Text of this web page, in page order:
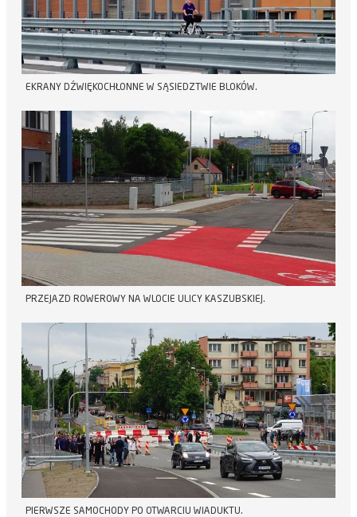
EKRANY DŹWIĘKOCHŁONNE W SĄSIEDZTWIE BLOKÓW.
PRZEJAZD ROWEROWY NA WLOCIE ULICY KASZUBSKIEJ.
PIERWSZE SAMOCHODY PO OTWARCIU WIADUKTU.